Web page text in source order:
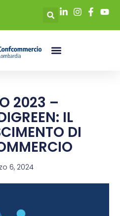
2023 –
IL
DI
6, 2024